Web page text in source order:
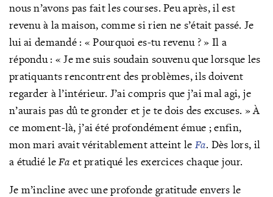
nous n’avons pas fait les courses. Peu après, il est
revenu à la maison, comme si rien ne s’était passé. Je
lui ai demandé : « Pourquoi es-tu revenu ? » Il a
répondu : « Je me suis soudain souvenu que lorsque les
pratiquants rencontrent des problèmes, ils doivent
regarder à l’intérieur. J’ai compris que j’ai mal agi, je
n’aurais pas dû te gronder et je te dois des excuses. » À
ce moment-là, j’ai été profondément émue ; enfin,
mon mari avait véritablement atteint le Fa. Dès lors, il
a étudié leFa et pratiqué les exercices chaque jour.
Je m’incline avec une profonde gratitude envers le